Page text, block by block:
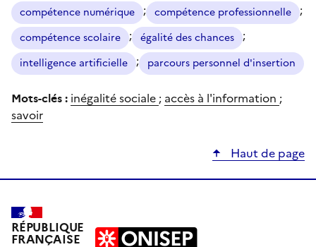
compétence numérique ; compétence professionnelle ;
compétence scolaire ; égalité des chances ;
intelligence artificielle ; parcours personnel d'insertion
Mots-clés : inégalité sociale ; accès à l'information ;
savoir
Haut de page
RÉPUBLIQUE
FRANÇAISE